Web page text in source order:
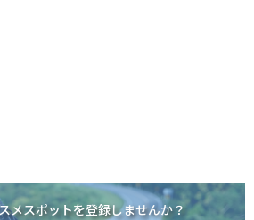
メスポットを登録しませんか？